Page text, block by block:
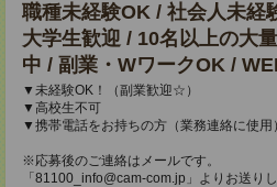
職種未経験OK / 社会人未経
大学生歓迎 / 10名以上の大
中 / 副業・WワークOK /
▼未経験OK！（副業歓迎☆）
▼高校生不可
▼携帯電話をお持ちの方（業務連絡に使用）
※応募後のご連絡はメールです。
「81100_info@cam-com.jp」よりお送りし